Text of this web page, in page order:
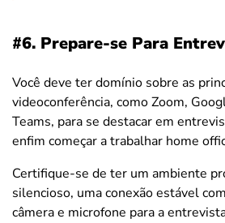
#6. Prepare-se Para
Você deve ter domínio sobre as
videoconferência, como Zoom,
Teams, para se destacar em
enfim começar a trabalhar home
Certifique-se de ter um ambiente
silencioso, uma conexão estável
câmera e microfone para a